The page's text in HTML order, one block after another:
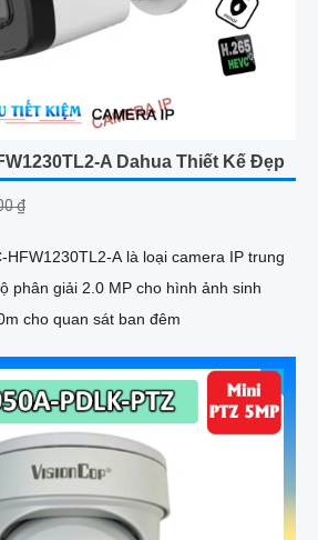
A Dahua Thiết Kế Đẹp
₫
HFW1230TL2-A là loại camera IP trung
phân giải 2.0 MP cho hình ảnh sinh
cho quan sát ban đêm